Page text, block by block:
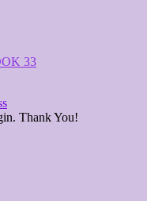
33
Thank You!